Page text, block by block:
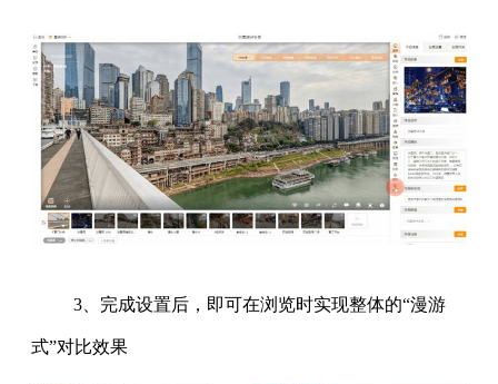
3、完成设置后，即可在浏览时实现整体的“漫游
式”对比效果